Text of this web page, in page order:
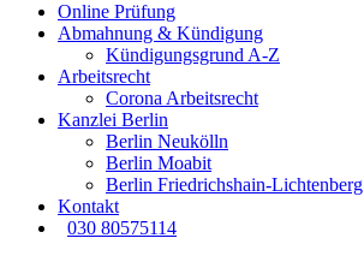
Online Prüfung
Abmahnung & Kündigung
Kündigungsgrund A-Z
Arbeitsrecht
Corona Arbeitsrecht
Kanzlei Berlin
Berlin Neukölln
Berlin Moabit
Berlin Friedrichshain-Lichtenberg
Kontakt
030 80575114